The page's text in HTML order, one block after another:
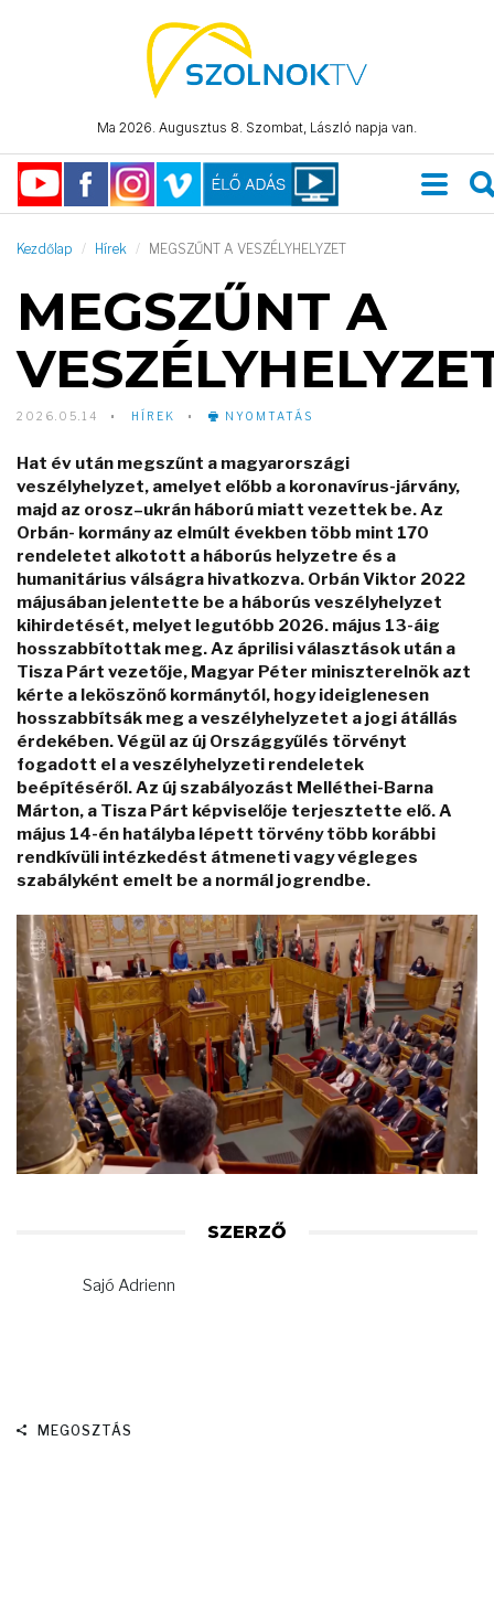
Ma 2026. Augusztus 8. Szombat, László napja van.
Kezdőlap Hírek MEGSZŰNT A VESZÉLYHELYZET
MEGSZŰNT A
2026.05.14 HÍREK NYOMTATÁS
Hat év után megszűnt a magyarországi
veszélyhelyzet, amelyet előbb a koronavírus-járvány,
majd az orosz–ukrán háború miatt vezettek be. Az
Orbán- kormány az elmúlt években több mint 170
rendeletet alkotott a háborús helyzetre és a
humanitárius válságra hivatkozva. Orbán Viktor 2022
májusában jelentette be a háborús veszélyhelyzet
kihirdetését, melyet legutóbb 2026. május 13-áig
hosszabbítottak meg. Az áprilisi választások után a
Tisza Párt vezetője, Magyar Péter miniszterelnök azt
kérte a leköszönő kormánytól, hogy ideiglenesen
hosszabbítsák meg a veszélyhelyzetet a jogi átállás
érdekében. Végül az új Országgyűlés törvényt
fogadott el a veszélyhelyzeti rendeletek
beépítéséről. Az új szabályozást Melléthei-Barna
Márton, a Tisza Párt képviselője terjesztette elő. A
május 14-én hatályba lépett törvény több korábbi
rendkívüli intézkedést átmeneti vagy végleges
szabályként emelt be a normál jogrendbe.
SZERZŐ
Sajó Adrienn
MEGOSZTÁS